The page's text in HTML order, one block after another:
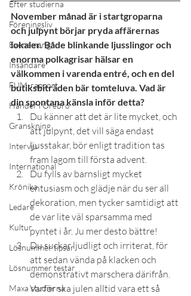
Efter studierna
Föreningsliv
Evenemang
Insändare
FUM-rapport
Händer i Örebro
Granskning
Intervju
International
Krönika
Ledare
Kultur
Lösnummer tipsar
Lösnummer testar
Maxa studierna
November månad är i startgroparna
och julpynt börjar pryda affärernas
lokaler. Både blinkande ljusslingor och
enorma polkagrisar hälsar en
välkommen i varenda entré, och en del
butiksbiträden bär tomteluva. Vad är
din spontana känsla inför detta?
Du känner att det är lite mycket, och
att julpynt, det vill säga endast
ljusstakar, bör enligt tradition tas
fram lagom till första advent.
Du fylls av barnsligt mycket
entusiasm och glädje när du ser all
dekoration, men tycker samtidigt att
de var lite väl sparsamma med
pyntet i år. Ju mer desto bättre!
Du suckar ljudligt och irriterat, för
att sedan vända på klacken och
demonstrativt marschera därifrån.
Varför ska julen alltid vara ett så